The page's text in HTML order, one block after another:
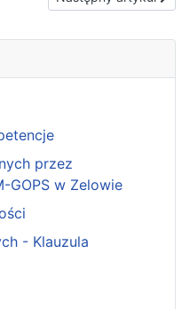
przez
GOPS w Zelowie
- Klauzula